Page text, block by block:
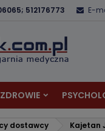
512176773 E-
ZDROWIE
dostawcy Kajetan